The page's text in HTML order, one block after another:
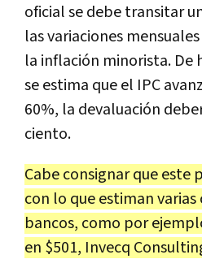
oficial se debe transitar
las variaciones
la inflación minorista. De
se estima que el IPC
60%, la devaluación
ciento.
Cabe consignar que este
con lo que estiman
bancos, como por
en $501, Invecq